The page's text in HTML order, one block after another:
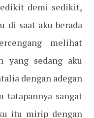
demi sedikit,
di saat aku berada
melihat
yang sedang aku
dengan adegan
tatapannya sangat
itu mirip dengan